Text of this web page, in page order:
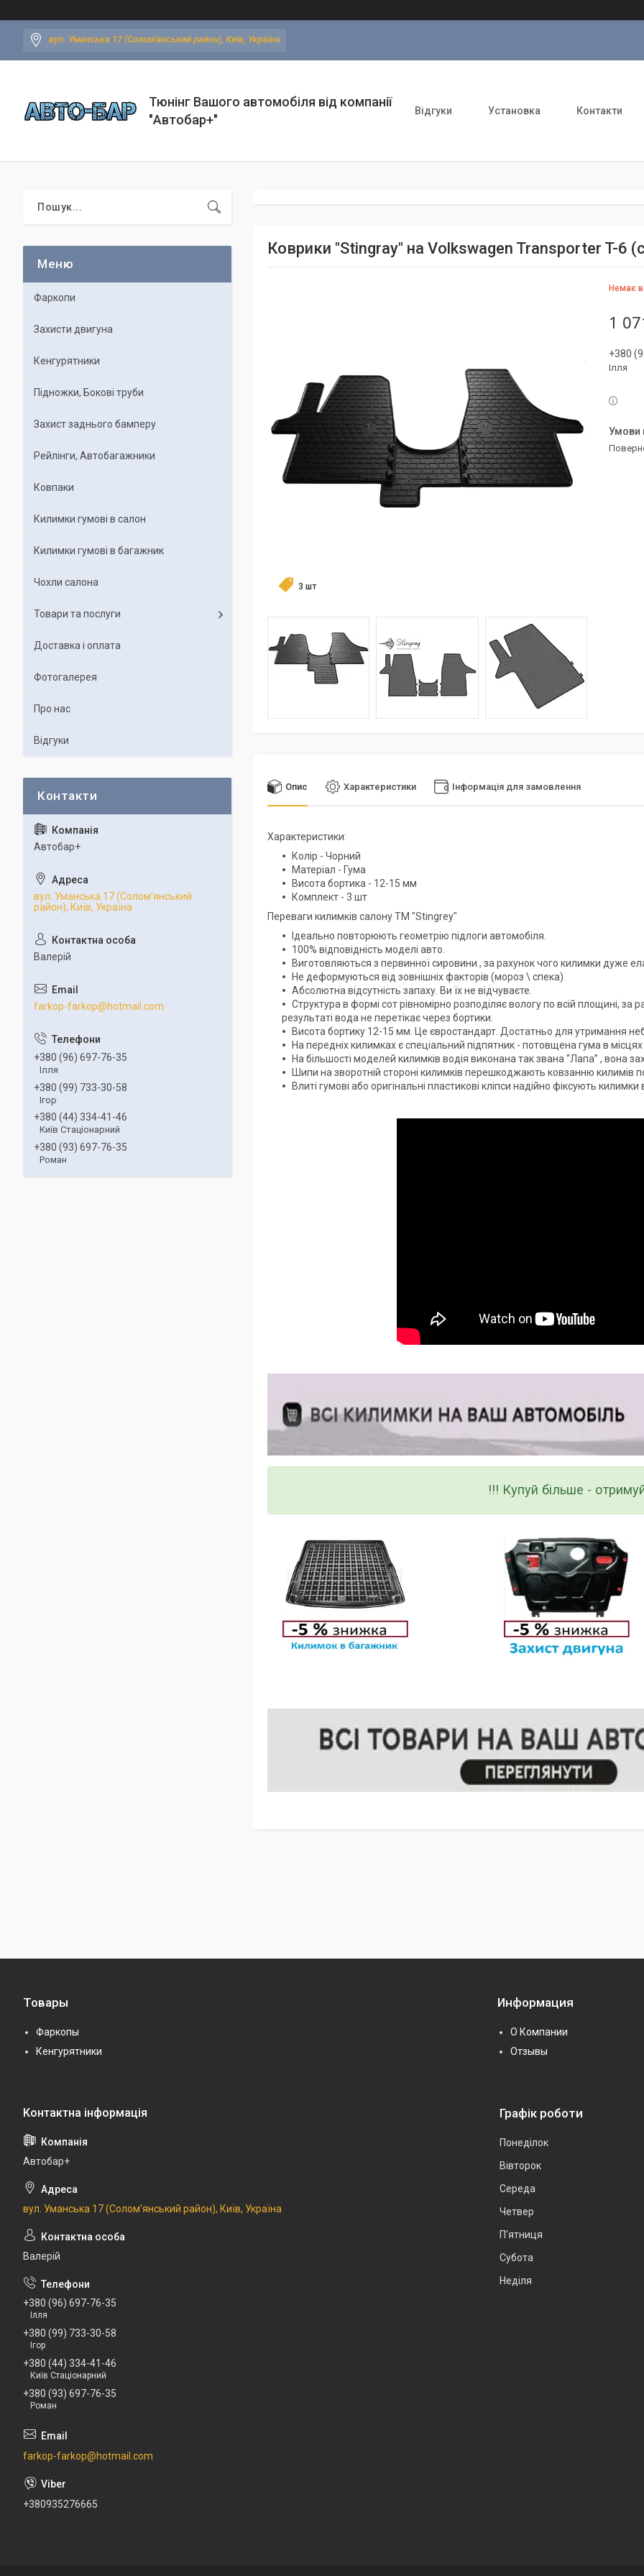
вул. Уманська 17 (Солом'янський район), Київ, Україна
Тюнінг Вашого автомобіля від компанії
"Автобар+"
Відгуки Установка Контакти
Коврики "Stingray" на Volkswagen Transporter T-6
3 шт
Немає в
1
+380
Ілля
Опис Характеристики Інформація для замовлення
Характеристики:
Колір - Чорний
Матеріал - Гума
Висота бортика - 12-15 мм
Комплект - 3 шт
Переваги килимків салону ТМ "Stingrey"
Ідеально повторюють геометрію підлоги автомобіля.
100% відповідність моделі авто.
Виготовляються з первинної сировини , за рахунок чого килимки дуже
Не деформуються від зовнішніх факторів (мороз \ спека)
Абсолютна відсутність запаху. Ви їх не відчуваєте.
Структура в формі сот рівномірно розподіляє вологу по всій площині, за
результаті вода не перетікає через бортики.
Висота бортику 12-15 мм. Це євростандарт. Достатньо для утримання
На передніх килимках є спеціальний підпятник - потовщена гума в місцях
На більшості моделей килимків водія виконана так звана “Лапа” , вона
Шипи на зворотній стороні килимків перешкоджають ковзанню килимів
Влиті гумові або оригінальні пластикові кліпси надійно фіксують килимки
!!! Купуй більше -
Фаркопи
Захисти двигуна
Кенгурятники
Підножки, Бокові труби
Захист заднього бамперу
Рейлінги, Автобагажники
Ковпаки
Килимки гумові в салон
Килимки гумові в багажник
Чохли салона
Товари та послуги
Доставка і оплата
Фотогалерея
Про нас
Відгуки
Автобар+
вул. Уманська 17 (Солом'янський
район), Київ, Україна
Валерій
farkop-farkop@hotmail.com
+380 (96) 697-76-35
Ілля
+380 (99) 733-30-58
Ігор
+380 (44) 334-41-46
Київ Стаціонарний
+380 (93) 697-76-35
Роман
Товары
Фаркопы
Кенгурятники
Информация
О Компании
Отзывы
Автобар+
вул. Уманська 17 (Солом'янський район), Київ, Україна
Валерій
+380 (96) 697-76-35
Ілля
+380 (99) 733-30-58
Ігор
+380 (44) 334-41-46
Київ Стаціонарний
+380 (93) 697-76-35
Роман
farkop-farkop@hotmail.com
+380935276665
Графік роботи
Понеділок
Вівторок
Середа
Четвер
Пʼятниця
Субота
Неділя